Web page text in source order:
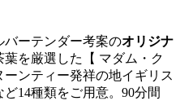
バーテンダー考案のオリジナ
を厳選した【 マダム・ク
ンティー発祥の地イギリス
14種類をご用意。90分間